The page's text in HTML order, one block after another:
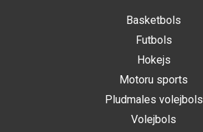
Basketbols
Futbols
Hokejs
Motoru sports
Pludmales volejbols
Volejbols